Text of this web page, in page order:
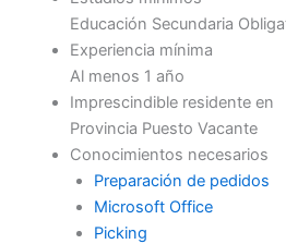
Educación Secundaria
Experiencia mínima
Al menos 1 año
Imprescindible residente en
Provincia Puesto Vacante
Conocimientos necesarios
Preparación de pedidos
Microsoft Office
Picking